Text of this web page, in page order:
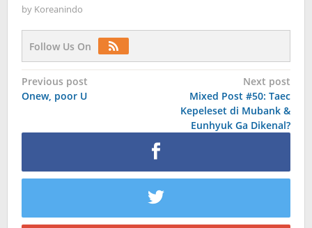
by Koreanindo
Follow Us On
Post
navigation
Previous post
Onew, poor U
Next post
Mixed Post #50: Taec
Kepeleset di Mubank &
Eunhyuk Ga Dikenal?